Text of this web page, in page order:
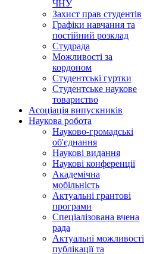
ЧНУ
Захист прав студентів
Графіки навчання та
постійний розклад
Студрада
Можливості за
кордоном
Студентські гуртки
Студентське наукове
товариство
Асоціація випускників
Наукова робота
Науково-громадські
об'єднання
Наукові видання
Наукові конференції
Академічна
мобільність
Актуальні грантові
програми
Спеціалізована вчена
рада
Актуальні можливості
публікації та